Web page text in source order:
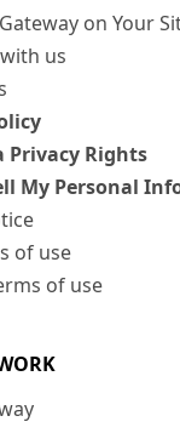
on Your
us
Privacy Rights
My Personal
of use
of use